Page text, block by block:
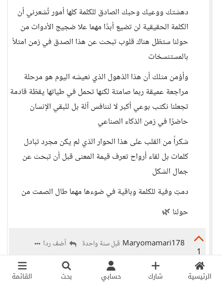
الرئيسية شارك حسابي بحث القائمة
دهشتك ووعيك وحبك الصادق للكلمة كلها أمور تُشعرني أن
الكلمة الحقيقية لن تضيع أبدًا مهما علا ضجيج الأدوات من
حولنا ستظل هناك قلوب تبحث عن هذا الصدق في زمن امتلأ
بالمستنسخات
وأؤمن مثلك أن هذا الذهول الذي نعيشه اليوم هو مرحلة
مراجعة عميقة ربما صامتة لكنها تحمل في طياتها يقظة قادمة
تجعلنا نكتب بوعي أكبر لا لننافس آلة بل لنُبقي الإنسان
حاضرًا في زمن الذكاء الصناعي
شكراً من القلب على هذا الحوار الذي لم يكن مجرد تبادل
كلمات بل لقاء أرواح تعرف قيمة المعنى قبل أن تبحث عن
جمال الشكل
دمتِ وفية للكلمة وباقية في ضوءها مهما طال الصمت من
حولنا 🌿
1
Maryomamari178 قبل سنة واحدة أضف ردا
تعليقك غمرني بدفءٍ خاص، يشبه تمامًا ما نشعر به عندما
نقرأ نصًّا صادقًا فنقول في سرّنا: "أخيرًا… هناك من يشعر